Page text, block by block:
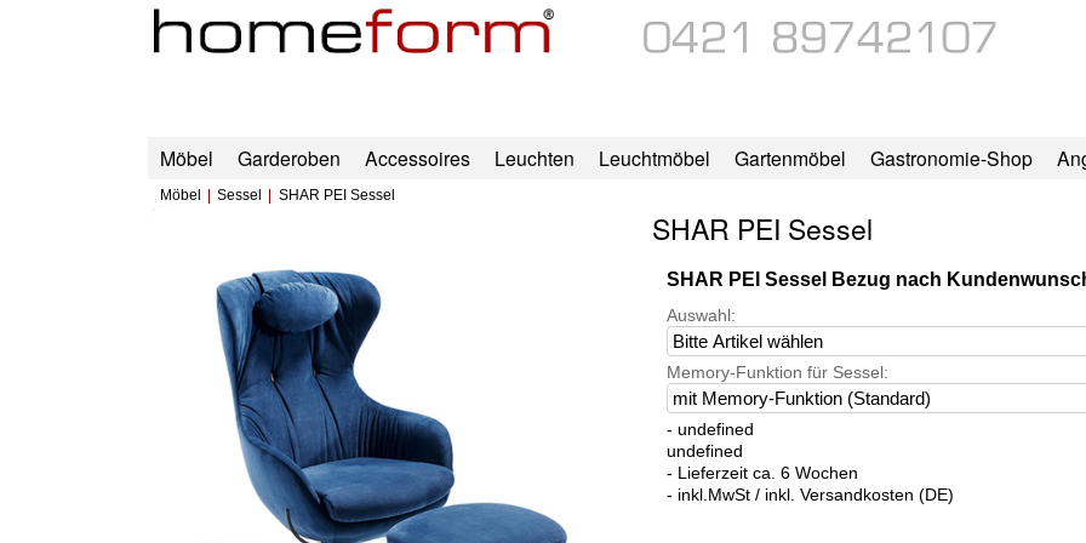
Möbel Garderoben Accessoires Leuchten Leuchtmöbel Gartenmöbel Gastronomie-Shop
Möbel Sessel SHAR PEI Sessel
SHAR PEI Sessel
SHAR PEI Sessel Bezug nach
Auswahl:
Memory-Funktion für Sessel:
- undefined
undefined
- Lieferzeit ca. 6 Wochen
- inkl.MwSt / inkl. Versandkosten (DE)